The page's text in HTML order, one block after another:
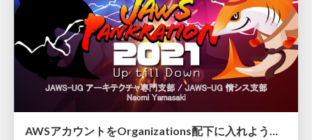
AWSアカウントをOrganizations配下に入れようとしたらVPCまるごとお引越しをした件 / JAWS PANKRATION 2021 / What makes me to migrate entire VPC